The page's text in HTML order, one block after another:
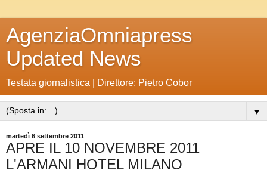
AgenziaOmniapress
Updated News
Testata giornalistica | Direttore: Pietro Cobor
▼
martedì 6 settembre 2011
APRE IL 10 NOVEMBRE 2011
L'ARMANI HOTEL MILANO